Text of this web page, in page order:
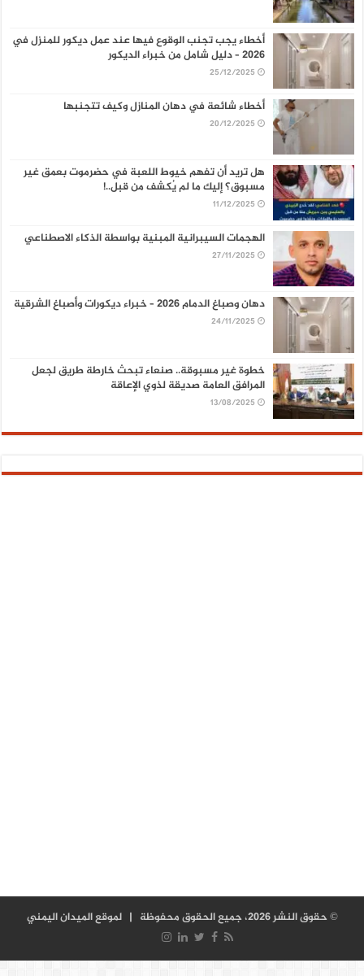
أخطاء يجب تجنب الوقوع فيها عند عمل ديكور للمنزل في
2026 – دليل شامل من خبراء الديكور
25/12/2025
أخطاء شائعة في دهان المنازل وكيف تتجنبها
20/12/2025
هل تريد أن تفهم خيوط اللعبة في حضرموت بعمق غير
مسبوق؟ إليك ما لم يُكشف من قبل..!
11/12/2025
الهجمات السيبرانية المبنية بواسطة الذكاء الاصطناعي
27/11/2025
دهان وصباغ الدمام 2026 – خبراء ديكورات وأصباغ الشرقية
24/11/2025
خطوة غير مسبوقة.. صنعاء تبحث خارطة طريق لجعل
المرافق العامة صديقة لذوي الإعاقة
13/08/2025
© حقوق النشر 2026، جميع الحقوق محفوظة | لموقع الميدان اليمني